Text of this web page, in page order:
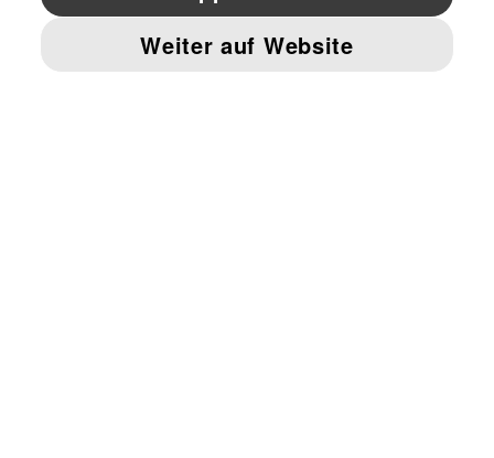
IMPRESSUM UND RECHTLICHE HINWEISE